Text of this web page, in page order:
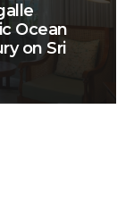
Ocean
on Sri